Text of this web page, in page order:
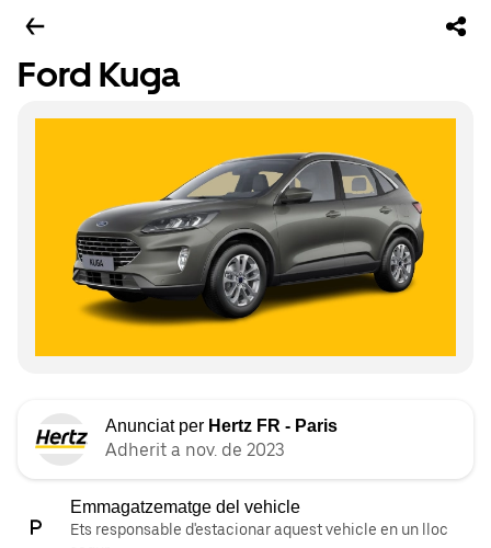
Ford Kuga
Anunciat per Hertz FR - Paris
Adherit a nov. de 2023
Emmagatzematge del vehicle
Ets responsable d'estacionar aquest vehicle en un lloc